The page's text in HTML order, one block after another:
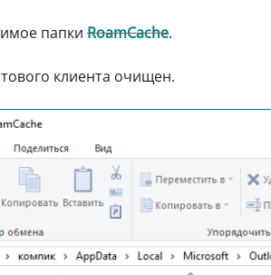
папки RoamCache.
клиента очищен.